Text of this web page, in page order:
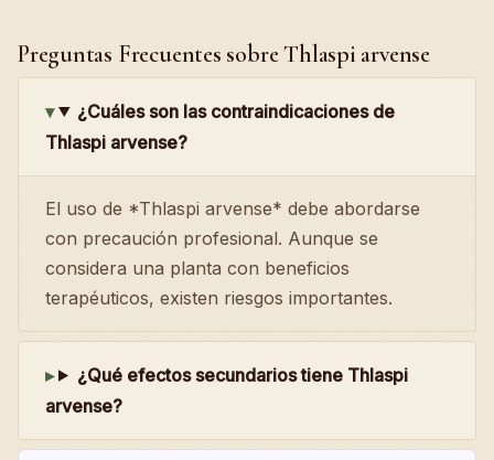
Preguntas Frecuentes sobre Thlaspi arvense
¿Cuáles son las contraindicaciones de
Thlaspi arvense?
El uso de *Thlaspi arvense* debe abordarse
con precaución profesional. Aunque se
considera una planta con beneficios
terapéuticos, existen riesgos importantes.
¿Qué efectos secundarios tiene Thlaspi
arvense?